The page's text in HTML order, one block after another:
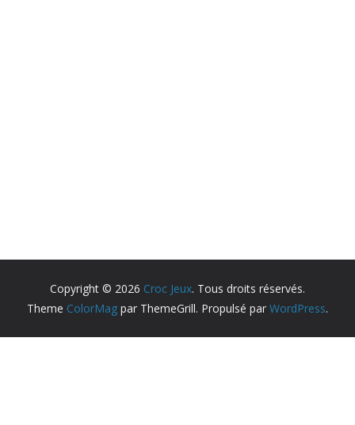
Copyright © 2026 Croc Jeux. Tous droits réservés.
Theme ColorMag par ThemeGrill. Propulsé par WordPress.